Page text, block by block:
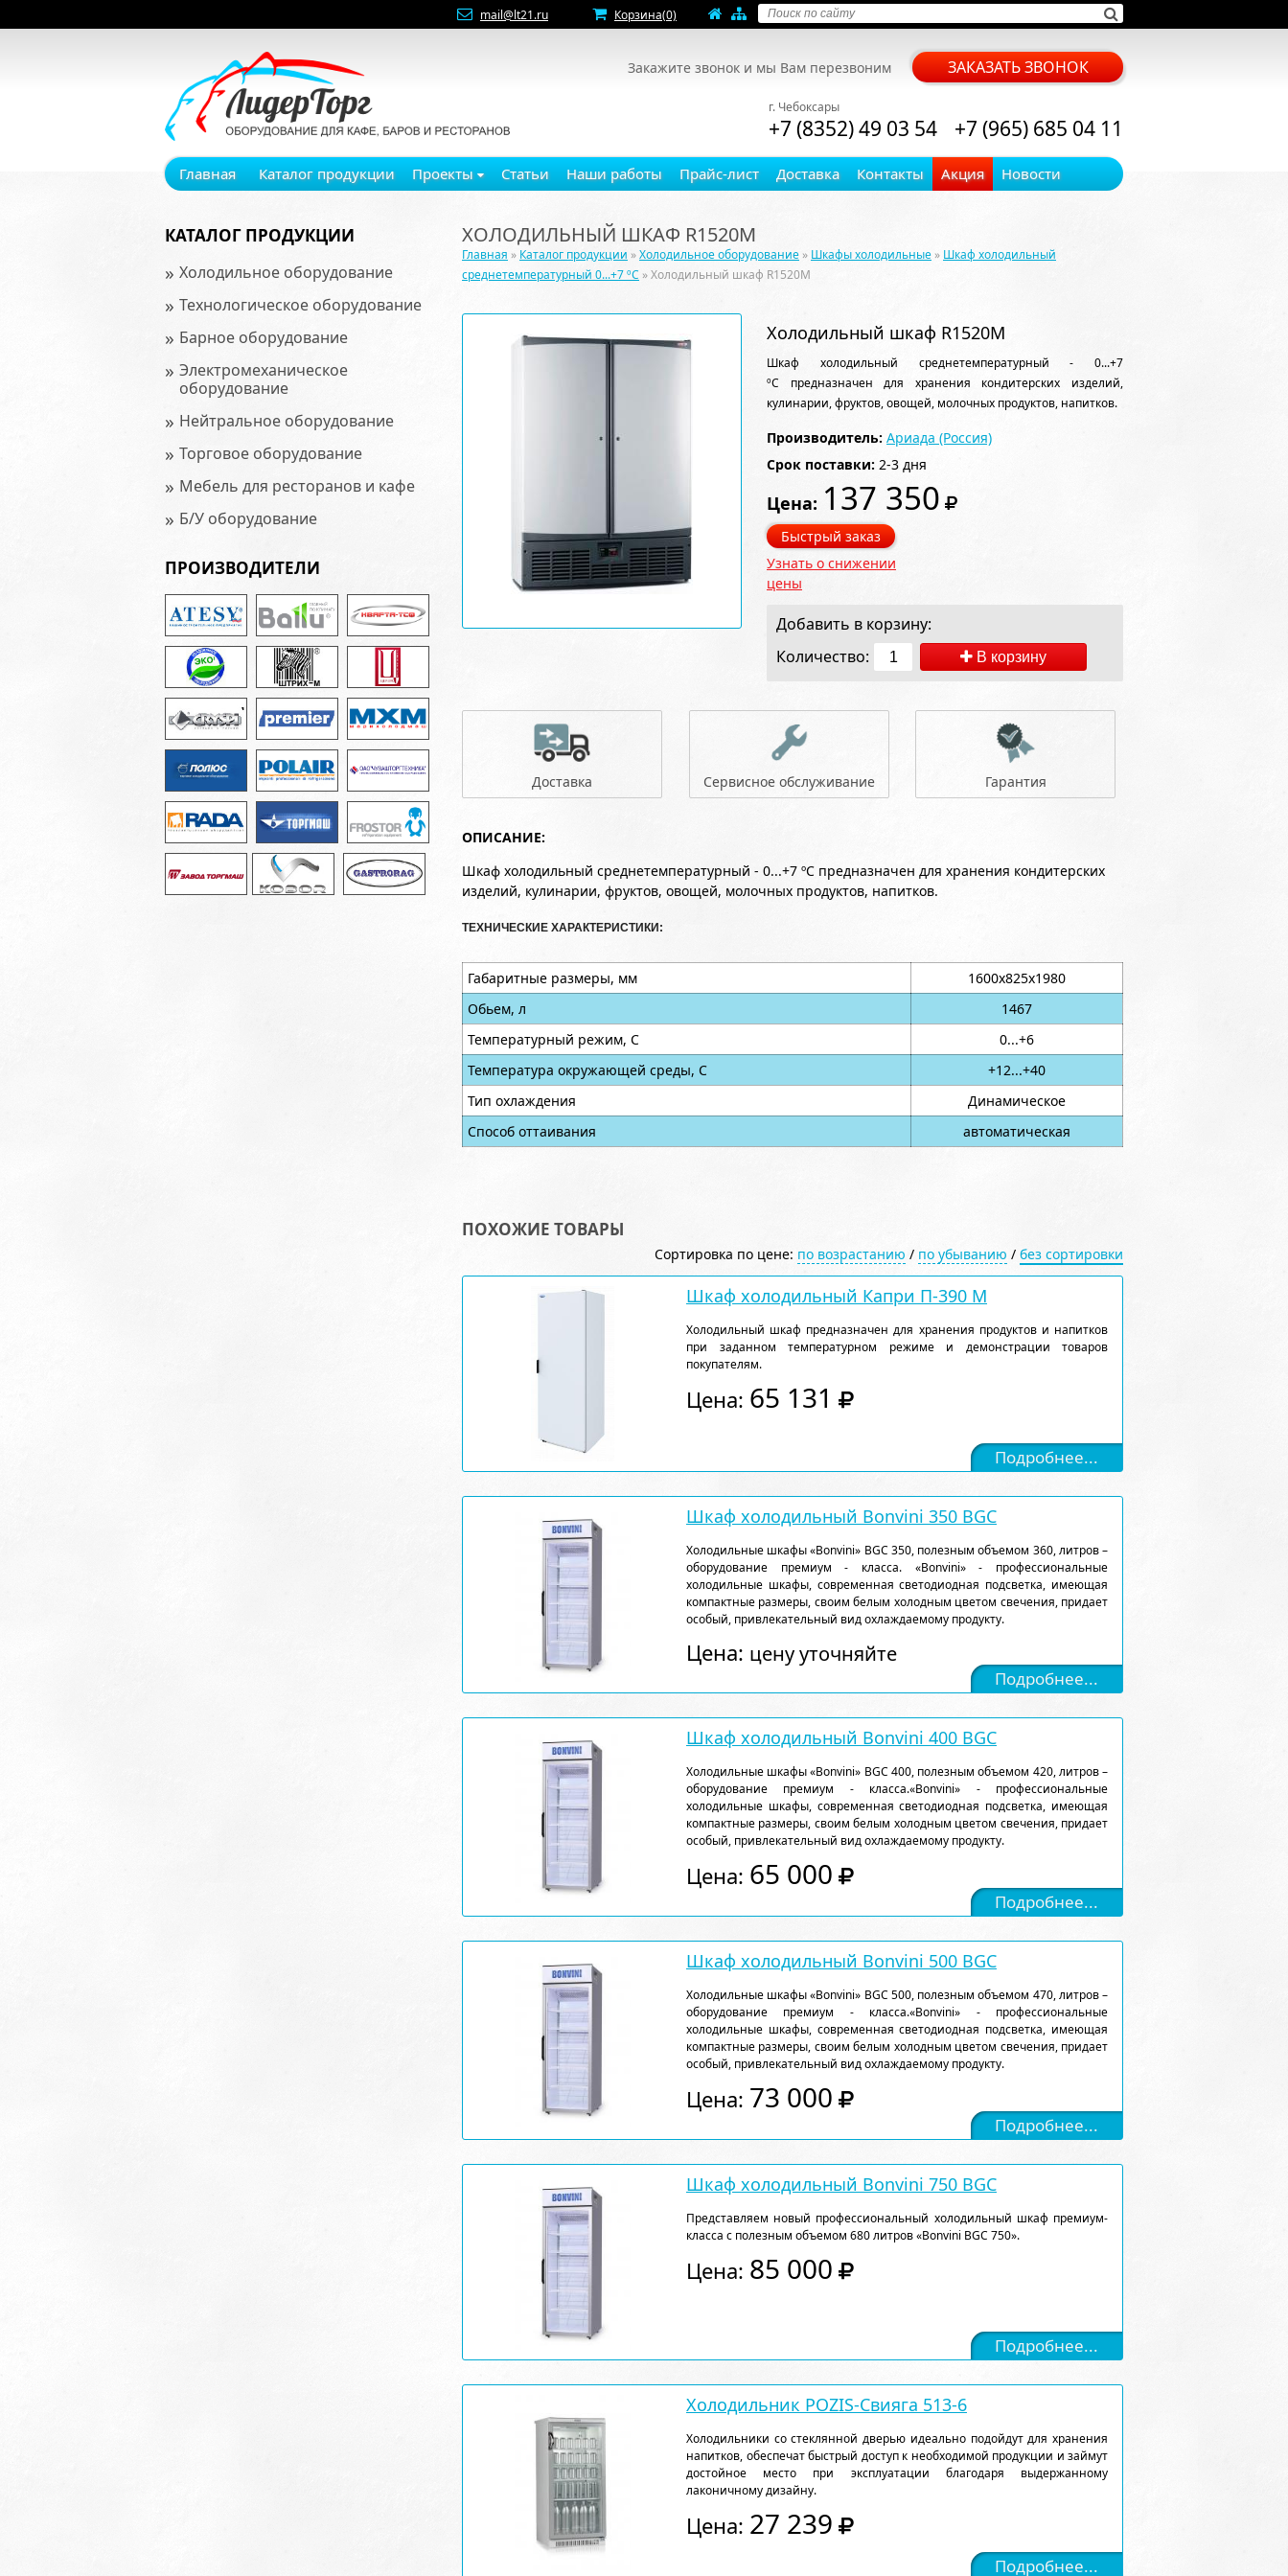
mail@lt21.ru Корзина(0)
Закажите звонок и мы Вам перезвоним ЗАКАЗАТЬ ЗВОНОК
г. Чебоксары
+7 (8352) 49 03 54 +7 (965) 685 04 11
Главная Каталог продукции Проекты Статьи Наши работы Прайс-лист Доставка Контакты Акция Новости
КАТАЛОГ ПРОДУКЦИИ
» Холодильное оборудование
» Технологическое оборудование
» Барное оборудование
» Электромеханическое
оборудование
» Нейтральное оборудование
» Торговое оборудование
» Мебель для ресторанов и кафе
» Б/У оборудование
ПРОИЗВОДИТЕЛИ
ХОЛОДИЛЬНЫЙ ШКАФ R1520M
Главная » Каталог продукции »Холодильное оборудование » Шкафы холодильные » Шкаф холодильный
среднетемпературный 0...+7 ºC » Холодильный шкаф R1520M
Холодильный шкаф R1520M
Шкаф холодильный среднетемпературный - 0...+7
ºС предназначен для хранения кондитерских изделий,
кулинарии, фруктов, овощей, молочных продуктов, напитков.
Производитель: Ариада (Россия)
Срок поставки: 2-3 дня
Цена: 137 350
Быстрый заказ
Узнать о снижении
цены
Добавить в корзину:
Количество:
В корзину
Доставка Сервисное обслуживание Гарантия
ОПИСАНИЕ:
Шкаф холодильный среднетемпературный - 0...+7 ºС предназначен для хранения кондитерских
изделий, кулинарии, фруктов, овощей, молочных продуктов, напитков.
ТЕХНИЧЕСКИЕ ХАРАКТЕРИСТИКИ:
Габаритные размеры, мм
1600х825х1980
Обьем, л
1467
Температурный режим, С
0...+6
Температура окружающей среды, С
+12...+40
Тип охлаждения
Динамическое
Способ оттаивания
автоматическая
ПОХОЖИЕ ТОВАРЫ
Сортировка по цене: по возрастанию / по убыванию / без сортировки
Шкаф холодильный Капри П-390 М
Холодильный шкаф предназначен для хранения продуктов и напитков
при заданном температурном режиме и демонстрации товаров
покупателям.
Цена: 65 131
Подробнее...
Шкаф холодильный Bonvini 350 BGC
Холодильные шкафы «Bonvini» BGC 350, полезным объемом 360, литров –
оборудование премиум - класса. «Bonvini» - профессиональные
холодильные шкафы, современная светодиодная подсветка, имеющая
компактные размеры, своим белым холодным цветом свечения, придает
особый, привлекательный вид охлаждаемому продукту.
Цена: цену уточняйте
Подробнее...
Шкаф холодильный Bonvini 400 BGC
Холодильные шкафы «Bonvini» BGC 400, полезным объемом 420, литров –
оборудование премиум - класса.«Bonvini» - профессиональные
холодильные шкафы, современная светодиодная подсветка, имеющая
компактные размеры, своим белым холодным цветом свечения, придает
особый, привлекательный вид охлаждаемому продукту.
Цена: 65 000
Подробнее...
Шкаф холодильный Bonvini 500 BGC
Холодильные шкафы «Bonvini» BGC 500, полезным объемом 470, литров –
оборудование премиум - класса.«Bonvini» - профессиональные
холодильные шкафы, современная светодиодная подсветка, имеющая
компактные размеры, своим белым холодным цветом свечения, придает
особый, привлекательный вид охлаждаемому продукту.
Цена: 73 000
Подробнее...
Шкаф холодильный Bonvini 750 BGC
Представляем новый профессиональный холодильный шкаф премиум-
класса с полезным объемом 680 литров «Bonvini BGC 750».
Цена: 85 000
Подробнее...
Холодильник POZIS-Свияга 513-6
Холодильники со стеклянной дверью идеально подойдут для хранения
напитков, обеспечат быстрый доступ к необходимой продукции и займут
достойное место при эксплуатации благодаря выдержанному
лаконичному дизайну.
Цена: 27 239
Подробнее...